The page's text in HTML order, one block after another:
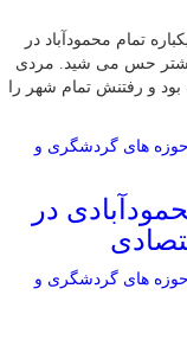
و به یکباره تمام محمودآباد در
حس می شید. مردی
بود و رفتنش تمام شهر را
در